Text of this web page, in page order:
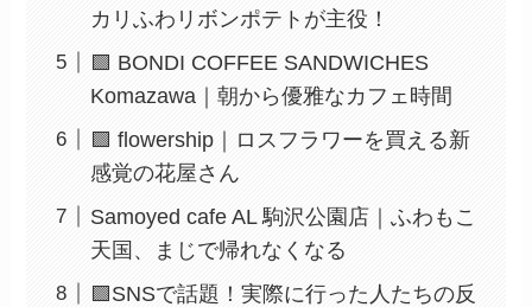
カリふわリボンポテトが主役！
🟩 BONDI COFFEE SANDWICHES
Komazawa｜朝から優雅なカフェ時間
🟩 flowership｜ロスフラワーを買える新
感覚の花屋さん
Samoyed cafe AL 駒沢公園店｜ふわもこ
天国、まじで帰れなくなる
🟩SNSで話題！実際に行った人たちの反